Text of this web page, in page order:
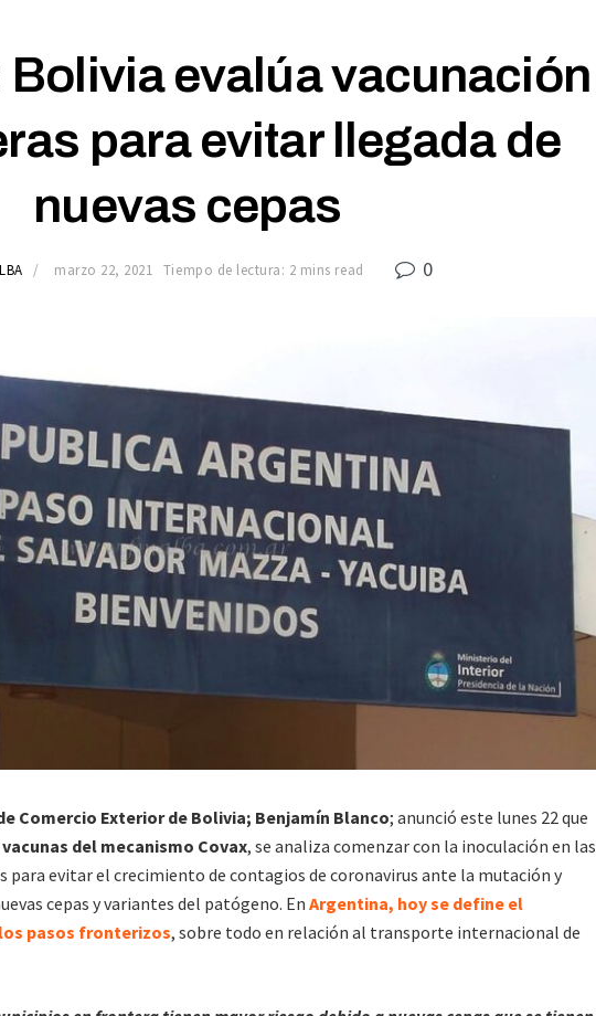
evalúa vacunación
para evitar llegada de
nuevas cepas
marzo 22, 2021 Tiempo de lectura: 2 mins read 0
Comercio Exterior de Bolivia; Benjamín Blanco; anunció este lunes 22 que
vacunas del mecanismo Covax, se analiza comenzar con la inoculación en las
para evitar el crecimiento de contagios de coronavirus ante la mutación y
cepas y variantes del patógeno. En Argentina, hoy se define el
pasos fronterizos, sobre todo en relación al transporte internacional de